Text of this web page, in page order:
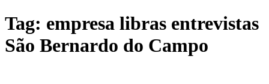
Tag: empresa libras entrevistas
São Bernardo do Campo